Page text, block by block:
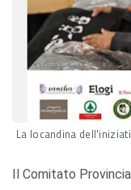
La locandina
Il Comitato